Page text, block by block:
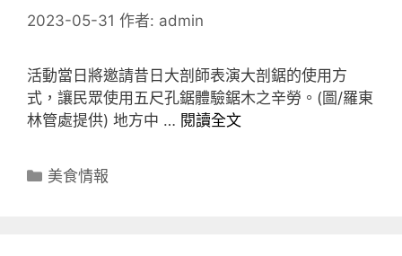
2023-05-31 作者: admin
活動當日將邀請昔日大剖師表演大剖鋸的使用方
式，讓民眾使用五尺孔鋸體驗鋸木之辛勞。(圖/羅東
林管處提供) 地方中 … 閱讀全文
分
美食情報